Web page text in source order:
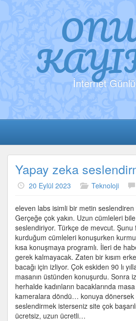
İnternet
Yapay zeka
20 Eylül 2023 Teknoloji
eleven labs isimli bir metin
Gerçeğe çok yakın. Uzun cümleleri
seslendiriyor. Türkçe de mevcut.
kurduğum cümleleri konuşurken
kısa konuşmaya programlı. İleri de
gerek kalmayacak. Zaten bir kısım
bacağı için izliyor. Çok eskiden 90 lı
masanın üstünden konuşurdu. Sonra
herhalde kadınların bacaklarında
kameralara döndü… konuya dönersek
seslendirmek isterseniz site çok
ücretsiz, uzun ücretli…